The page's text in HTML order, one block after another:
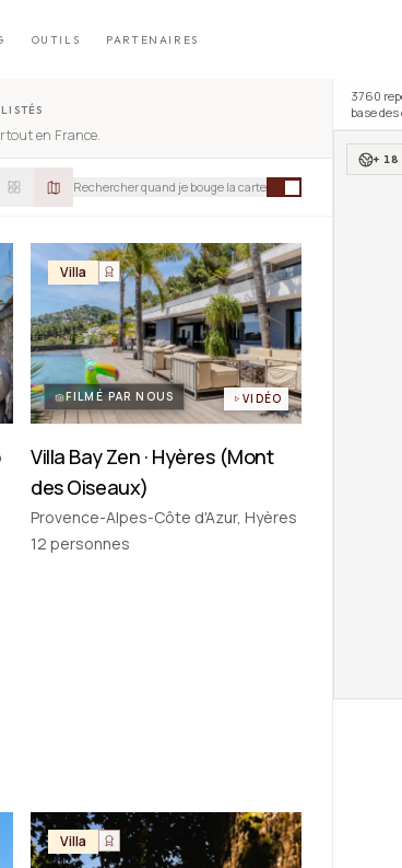
OUTILS PARTENAIRES
en France.
Rechercher quand je bouge la carte
Villa
FILMÉ PAR NOUS VIDÉO
Villa Bay Zen · Hyères (Mont
des Oiseaux)
Provence-Alpes-Côte d'Azur, Hyères
12 personnes
Villa
3760
base
+ 18